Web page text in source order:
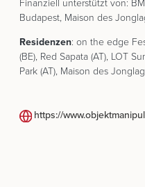
Finanziell unterstützt von:
Budapest, Maison des
Residenzen: on the edge
(BE), Red Sapata (AT), LOT
Park (AT), Maison des
https://